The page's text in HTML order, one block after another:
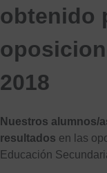
obtenido
2018
Nuestros alumnos/
resultados en las
Educación